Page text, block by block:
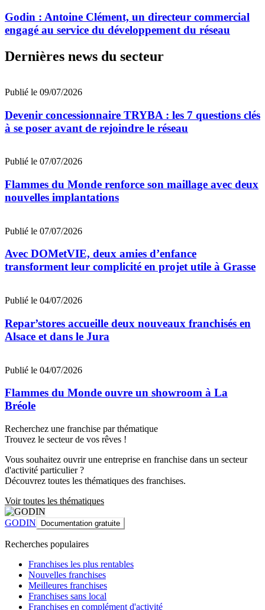
Godin : Antoine Clément, un directeur commercial
engagé au service du développement du réseau
Dernières news du secteur
Publié le 09/07/2026
Devenir concessionnaire TRYBA : les 7 questions clés
à se poser avant de rejoindre le réseau
Publié le 07/07/2026
Flammes du Monde renforce son maillage avec deux
nouvelles implantations
Publié le 07/07/2026
Avec DOMetVIE, deux amies d’enfance
transforment leur complicité en projet utile à Grasse
Publié le 04/07/2026
Repar’stores accueille deux nouveaux franchisés en
Alsace et dans le Jura
Publié le 04/07/2026
Flammes du Monde ouvre un showroom à La
Bréole
Recherchez une franchise par thématique
Trouvez le secteur de vos rêves !
Vous souhaitez ouvrir une entreprise en franchise dans un secteur
d'activité particulier ?
Découvrez toutes les thématiques des franchises.
Voir toutes les thématiques
GODIN Documentation gratuite
Recherches populaires
Franchises les plus rentables
Nouvelles franchises
Meilleures franchises
Franchises sans local
Franchises en complément d'activité